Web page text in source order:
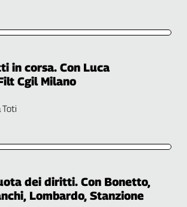
in corsa. Con Luca
Cgil Milano
Toti
dei diritti. Con Bonetto,
Lombardo, Stanzione